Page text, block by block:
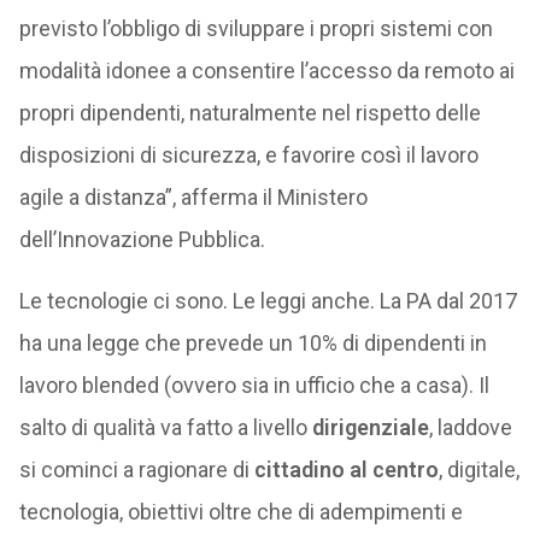
previsto l’obbligo di sviluppare i propri sistemi con
modalità idonee a consentire l’accesso da remoto ai
propri dipendenti, naturalmente nel rispetto delle
disposizioni di sicurezza, e favorire così il lavoro
agile a distanza”, afferma il Ministero
dell’Innovazione Pubblica.
Le tecnologie ci sono. Le leggi anche. La PA dal 2017
ha una legge che prevede un 10% di dipendenti in
lavoro blended (ovvero sia in ufficio che a casa). Il
salto di qualità va fatto a livello dirigenziale, laddove
si cominci a ragionare di cittadino al centro, digitale,
tecnologia, obiettivi oltre che di adempimenti e